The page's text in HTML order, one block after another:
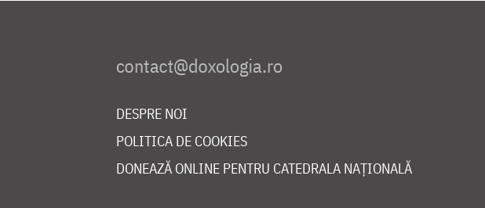
DESPRE NOI
POLITICA DE COOKIES
DONEAZĂ ONLINE PENTRU CATEDRALA NAȚIONALĂ